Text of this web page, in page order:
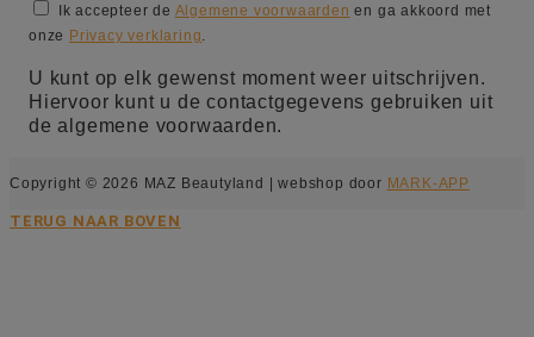
Ik accepteer de Algemene voorwaarden en ga akkoord met
onze Privacy verklaring
U kunt op elk gewenst moment weer uitschrijven.
Hiervoor kunt u de contactgegevens gebruiken uit
de algemene voorwaarden.
Copyright © 2026 MAZ Beautyland | webshop door MARK-APP
TERUG NAAR BOVEN